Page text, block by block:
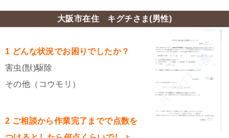
大阪市在住 キグチさま(男性)
1 どんな状況でお困りでしたか？
害虫(獣)駆除
その他（コウモリ）
2 ご相談から作業完了までで点数を